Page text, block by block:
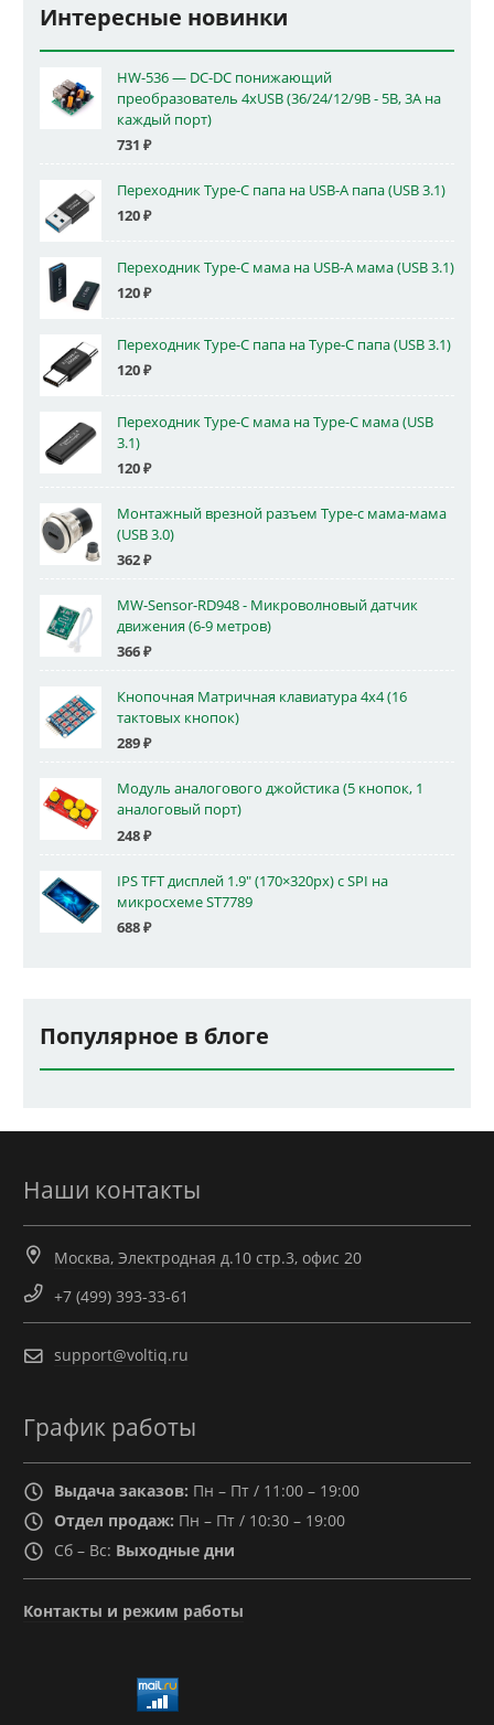
Интересные новинки
HW-536 — DC-DC понижающий
преобразователь 4xUSB (36/24/12/9В - 5В, 3А на
каждый порт)
731 ₽
Переходник Type-C папа на USB-A папа (USB 3.1)
120₽
Переходник Type-C мама на USB-A мама (USB 3.1)
120₽
Переходник Type-C папа на Type-C папа (USB 3.1)
120₽
Переходник Type-C мама на Type-C мама (USB
3.1)
120₽
Монтажный врезной разъем Type-c мама-мама
(USB 3.0)
362₽
MW-Sensor-RD948 - Микроволновый датчик
движения (6-9 метров)
366₽
Кнопочная Матричная клавиатура 4x4 (16
тактовых кнопок)
289₽
Модуль аналогового джойстика (5 кнопок, 1
аналоговый порт)
248₽
IPS TFT дисплей 1.9" (170×320px) с SPI на
микросхеме ST7789
688₽
Популярное в блоге
Наши контакты
Москва, Электродная д.10 стр.3, офис 20
+7 (499) 393-33-61
support@voltiq.ru
График работы
Выдача заказов: Пн – Пт / 11:00 – 19:00
Отдел продаж: Пн – Пт / 10:30 – 19:00
Сб – Вс: Выходные дни
Контакты и режим работы